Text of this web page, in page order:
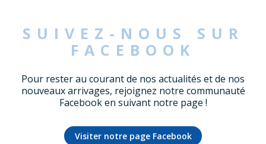
SUIVEZ-NOUS SUR
FACEBOOK
Pour rester au courant de nos actualités et de nos
nouveaux arrivages, rejoignez notre communauté
Facebook en suivant notre page !
Visiter notre page Facebook